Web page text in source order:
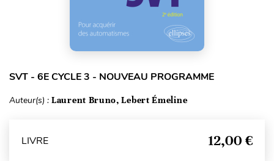
SVT - 6E CYCLE 3 - NOUVEAU PROGRAMME
Auteur(s) : Laurent Bruno, Lebert Émeline
LIVRE 12,00 €